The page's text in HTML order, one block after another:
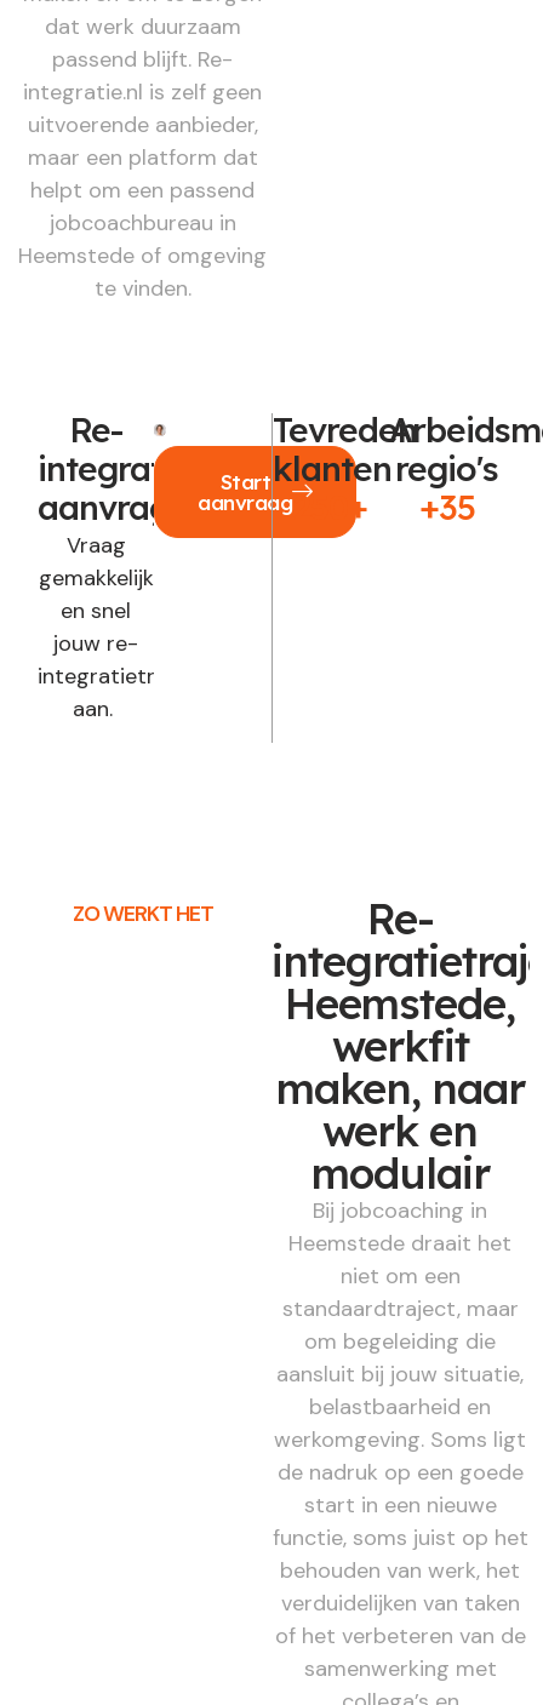
dat werk duurzaam
passend blijft. Re-
integratie.nl is zelf geen
uitvoerende aanbieder,
maar een platform dat
helpt om een passend
jobcoachbureau in
Heemstede of omgeving
te vinden.
Re-
integratie
aanvragen?
Vraag
gemakkelijk
en snel
jouw re-
integratietraject
aan.
Start
aanvraag
Tevreden
klanten
250+
regio's
+35
ZO WERKT HET Re-
Heemstede,
werkfit
maken, naar
werk en
modulair
Bij jobcoaching in
Heemstede draait het
niet om een
standaardtraject, maar
om begeleiding die
aansluit bij jouw situatie,
belastbaarheid en
werkomgeving. Soms ligt
de nadruk op een goede
start in een nieuwe
functie, soms juist op het
behouden van werk, het
verduidelijken van taken
of het verbeteren van de
samenwerking met